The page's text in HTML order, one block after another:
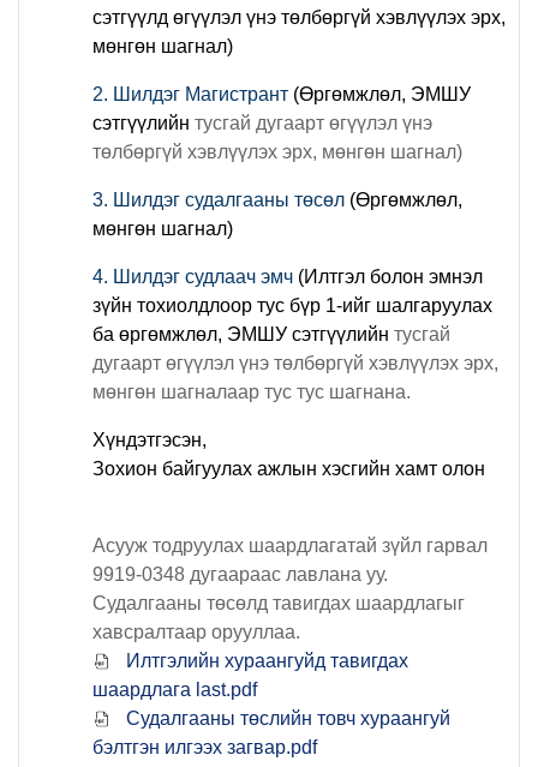
сэтгүүлд өгүүлэл үнэ төлбөргүй хэвлүүлэх эрх,
мөнгөн шагнал)
2. Шилдэг Магистрант (Өргөмжлөл, ЭМШУ
сэтгүүлийн тусгай дугаарт өгүүлэл үнэ
төлбөргүй хэвлүүлэх эрх, мөнгөн шагнал)
3. Шилдэг судалгааны төсөл (Өргөмжлөл,
мөнгөн шагнал)
4. Шилдэг судлаач эмч (Илтгэл болон эмнэл
зүйн тохиолдлоор тус бүр 1-ийг шалгаруулах
ба өргөмжлөл, ЭМШУ сэтгүүлийн тусгай
дугаарт өгүүлэл үнэ төлбөргүй хэвлүүлэх эрх,
мөнгөн шагналаар тус тус шагнана.
Хүндэтгэсэн,
Зохион байгуулах ажлын хэсгийн хамт олон
Асууж тодруулах шаардлагатай зүйл гарвал
9919-0348 дугаараас лавлана уу.
Судалгааны төсөлд тавигдах шаардлагыг
хавсралтаар орууллаа.
Илтгэлийн хураангуйд тавигдах
шаардлага last.pdf
Судалгааны төслийн товч хураангуй
бэлтгэн илгээх загвар.pdf